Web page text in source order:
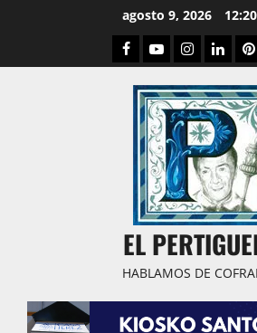
agosto 9, 2026
Facebook
YoutubeInstagram
Linked
EL
HABLAMOS DE